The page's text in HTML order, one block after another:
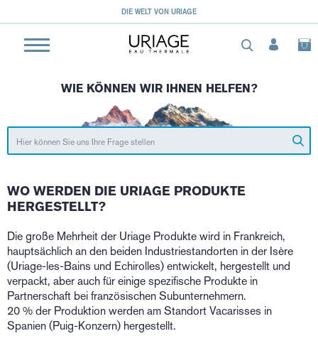
WIE KÖNNEN WIR IHNEN HELFEN?
WO WERDEN DIE URIAGE PRODUKTE
HERGESTELLT?
Die große Mehrheit der Uriage Produkte wird in Frankreich,
hauptsächlich an den beiden Industriestandorten in der Isère
(Uriage-les-Bains und Echirolles) entwickelt, hergestellt und
verpackt, aber auch für einige spezifische Produkte in
Partnerschaft bei französischen Subunternehmern.
20 % der Produktion werden am Standort Vacarisses in
Spanien (Puig-Konzern) hergestellt.